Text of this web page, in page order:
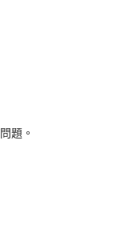
題。